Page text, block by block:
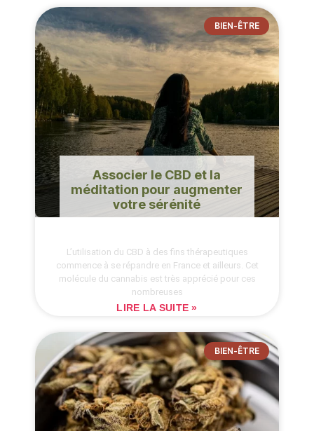
BIEN-ÊTRE
Associer le CBD et la
méditation pour augmenter
votre sérénité
L’utilisation du CBD à des fins thérapeutiques
commence à se répandre en France et ailleurs. Cet
molécule du cannabis est très apprécié pour ces
nombreuses
LIRE LA SUITE »
BIEN-ÊTRE